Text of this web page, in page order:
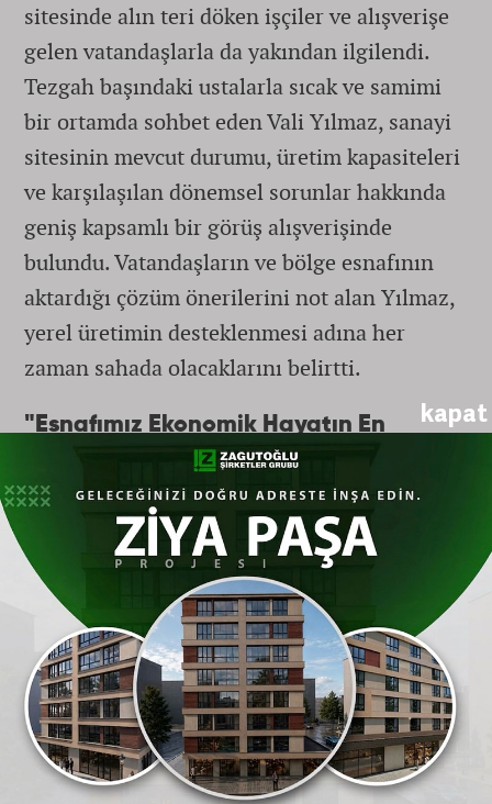
kapat
sitesinde alın teri döken işçiler ve alışverişe
gelen vatandaşlarla da yakından ilgilendi.
Tezgah başındaki ustalarla sıcak ve samimi
bir ortamda sohbet eden Vali Yılmaz, sanayi
sitesinin mevcut durumu, üretim kapasiteleri
ve karşılaşılan dönemsel sorunlar hakkında
geniş kapsamlı bir görüş alışverişinde
bulundu. Vatandaşların ve bölge esnafının
aktardığı çözüm önerilerini not alan Yılmaz,
yerel üretimin desteklenmesi adına her
zaman sahada olacaklarını belirtti.
"Esnafımız Ekonomik Hayatın En
Önemli Yapı Taşıdır"
Üretimin ve istihdamın kent kalkınmasındaki
rolüne dikkat çeken Vali Dr. Erdinç Yılmaz,
sanayi esnafının ekonomik istikrarın gizli
kahramanları olduğunu vurguladı. Esnaf ve
sanatkarların toplumsal ve ekonomik hayatın
temel direğini oluşturduğunu ifade eden Vali
Yılmaz, şehre katma değer sağlayan,
istihdam yaratan ve üretime kesintisiz devam
eden tüm BAKSAN esnafına çalışmalarında